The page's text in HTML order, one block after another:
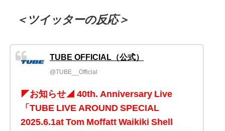
＜ツイッターの反応＞
TUBE OFFICIAL（公式）
@TUBE__Official
◤お知らせ◢ 40th. Anniversary Live
「TUBE LIVE AROUND SPECIAL
2025.6.1at Tom Moffatt Waikiki Shell